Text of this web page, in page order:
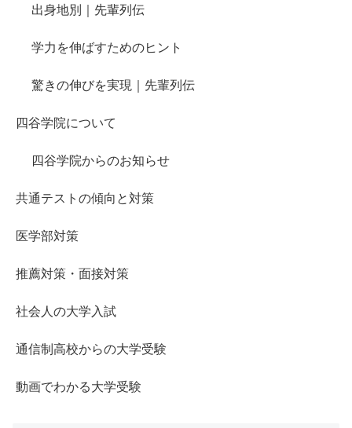
出身地別｜先輩列伝
学力を伸ばすためのヒント
驚きの伸びを実現｜先輩列伝
四谷学院について
四谷学院からのお知らせ
共通テストの傾向と対策
医学部対策
推薦対策・面接対策
社会人の大学入試
通信制高校からの大学受験
動画でわかる大学受験